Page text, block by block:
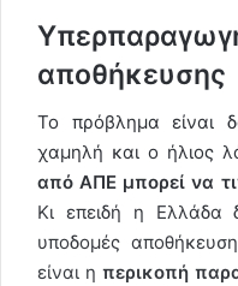
αποθήκευσης
Το πρόβλημα είναι
χαμηλή και ο ήλιος
από ΑΠΕ μπορεί να
Κι επειδή η Ελλάδα
υποδομές
είναι η περικοπή